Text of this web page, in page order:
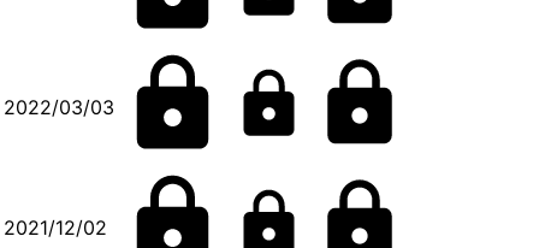
2022/03/03
2021/12/02